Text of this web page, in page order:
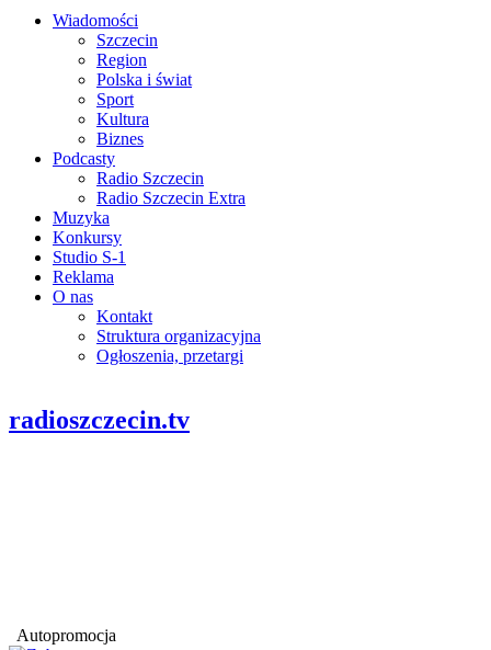
Wiadomości
Szczecin
Region
Polska i świat
Sport
Kultura
Biznes
Podcasty
Radio Szczecin
Radio Szczecin Extra
Muzyka
Konkursy
Studio S-1
Reklama
O nas
Kontakt
Struktura organizacyjna
Ogłoszenia, przetargi
radioszczecin.tv
Autopromocja